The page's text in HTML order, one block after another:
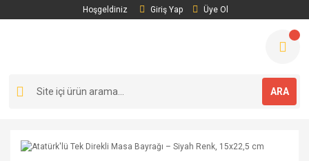
Hoşgeldiniz Giriş Yap Üye Ol
ARA